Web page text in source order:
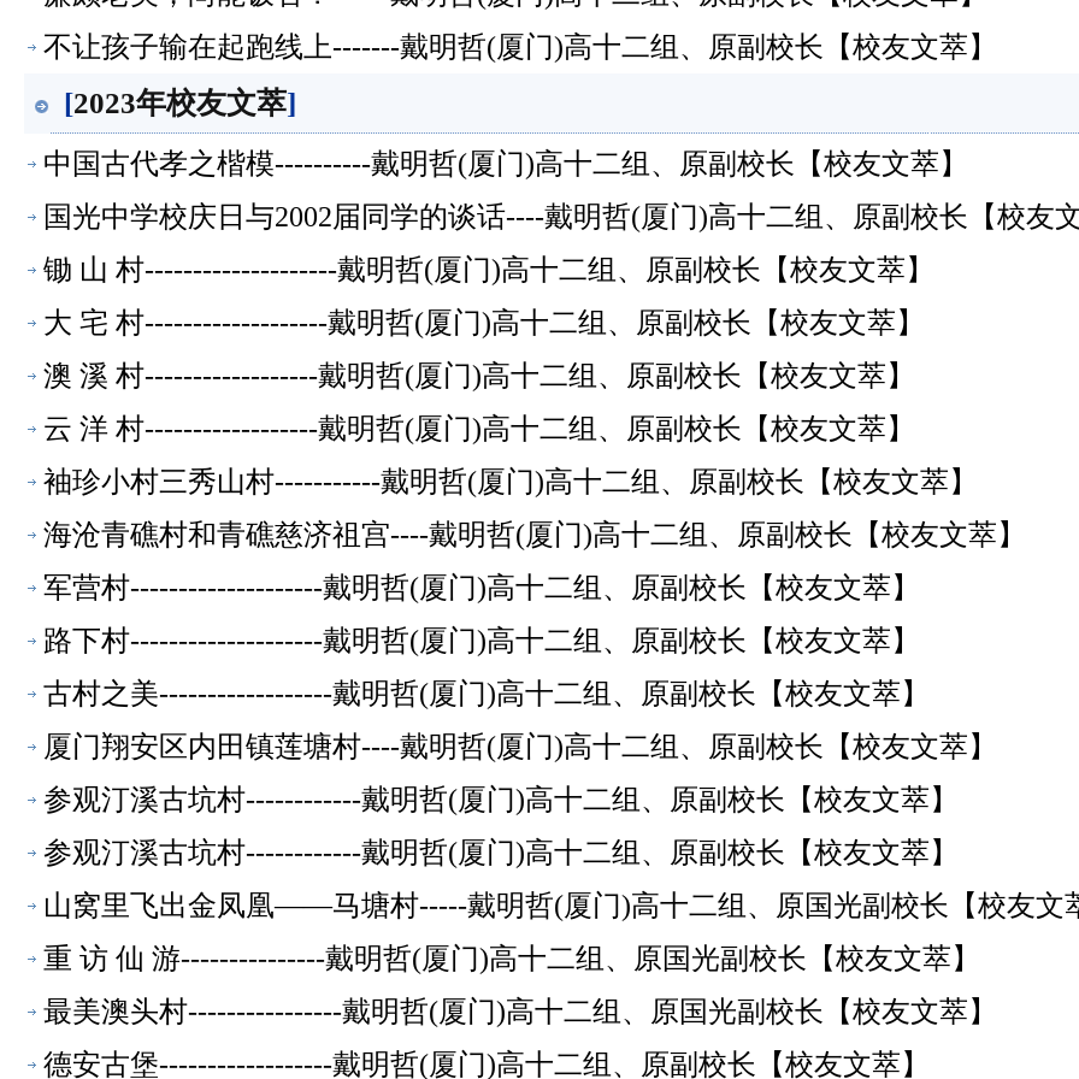
不让孩子输在起跑线上-------戴明哲(厦门)高十二组、原副校长【校友文萃】
[2023年校友文萃]
中国古代孝之楷模----------戴明哲(厦门)高十二组、原副校长【校友文萃】
国光中学校庆日与2002届同学的谈话----戴明哲(厦门)高十二组、原副校长【校友
锄 山 村--------------------戴明哲(厦门)高十二组、原副校长【校友文萃】
大 宅 村-------------------戴明哲(厦门)高十二组、原副校长【校友文萃】
澳 溪 村------------------戴明哲(厦门)高十二组、原副校长【校友文萃】
云 洋 村------------------戴明哲(厦门)高十二组、原副校长【校友文萃】
袖珍小村三秀山村-----------戴明哲(厦门)高十二组、原副校长【校友文萃】
海沧青礁村和青礁慈济祖宫----戴明哲(厦门)高十二组、原副校长【校友文萃】
军营村--------------------戴明哲(厦门)高十二组、原副校长【校友文萃】
路下村--------------------戴明哲(厦门)高十二组、原副校长【校友文萃】
古村之美------------------戴明哲(厦门)高十二组、原副校长【校友文萃】
厦门翔安区内田镇莲塘村----戴明哲(厦门)高十二组、原副校长【校友文萃】
参观汀溪古坑村------------戴明哲(厦门)高十二组、原副校长【校友文萃】
参观汀溪古坑村------------戴明哲(厦门)高十二组、原副校长【校友文萃】
山窝里飞出金凤凰——马塘村-----戴明哲(厦门)高十二组、原国光副校长【校友文
重 访 仙 游---------------戴明哲(厦门)高十二组、原国光副校长【校友文萃】
最美澳头村----------------戴明哲(厦门)高十二组、原国光副校长【校友文萃】
德安古堡------------------戴明哲(厦门)高十二组、原副校长【校友文萃】